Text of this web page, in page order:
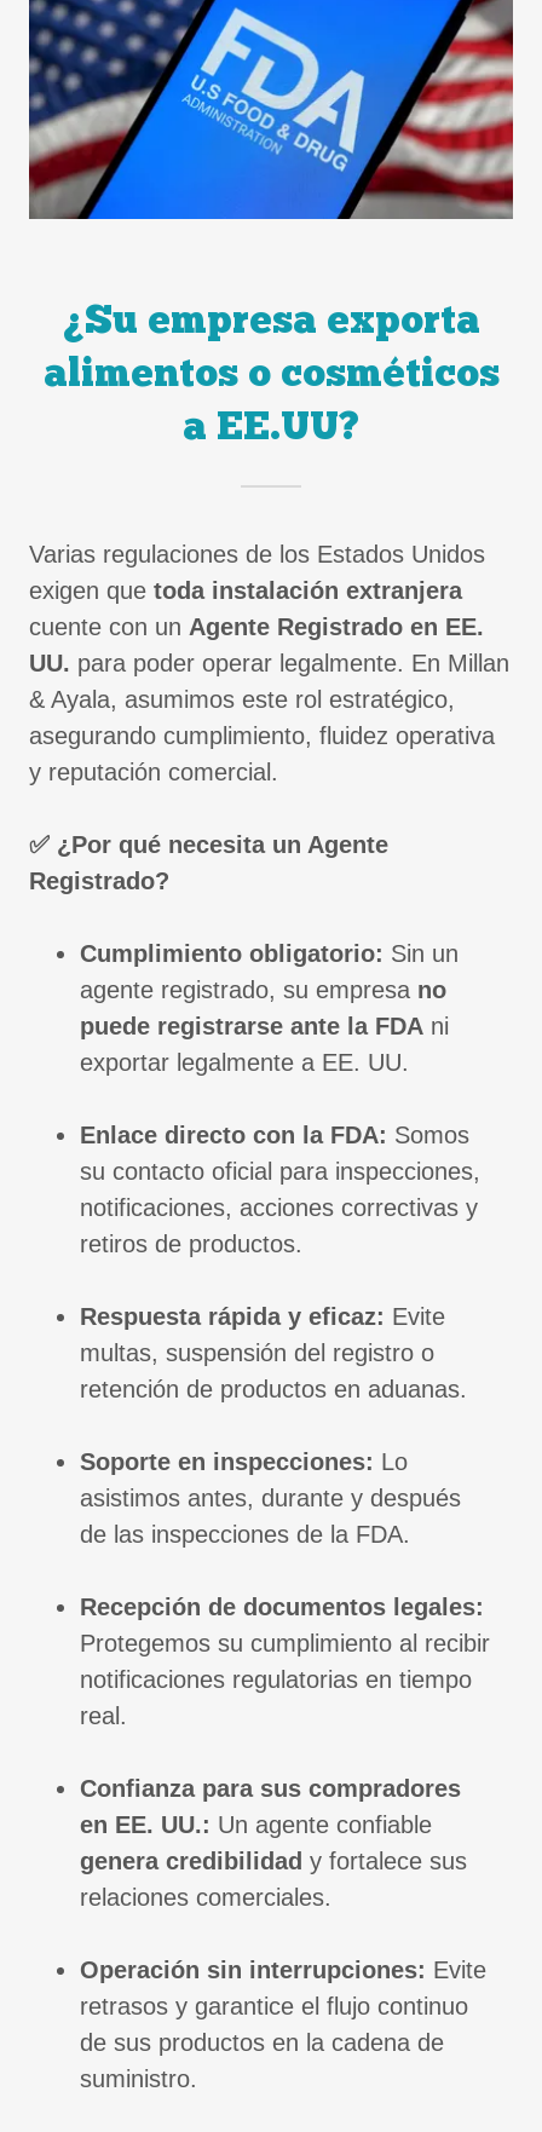
¿Su empresa exporta
alimentos o cosméticos
a EE.UU?
Varias regulaciones de los Estados Unidos
exigen que toda instalación extranjera
cuente con un Agente Registrado en EE.
UU. para poder operar legalmente. En Millan
& Ayala, asumimos este rol estratégico,
asegurando cumplimiento, fluidez operativa
y reputación comercial.
✅ ¿Por qué necesita un Agente
Registrado?
Cumplimiento obligatorio: Sin un
agente registrado, su empresa no
puede registrarse ante la FDA ni
exportar legalmente a EE. UU.
Enlace directo con la FDA: Somos
su contacto oficial para inspecciones,
notificaciones, acciones correctivas y
retiros de productos.
Respuesta rápida y eficaz: Evite
multas, suspensión del registro o
retención de productos en aduanas.
Soporte en inspecciones: Lo
asistimos antes, durante y después
de las inspecciones de la FDA.
Recepción de documentos legales:
Protegemos su cumplimiento al recibir
notificaciones regulatorias en tiempo
real.
Confianza para sus compradores
en EE. UU.: Un agente confiable
genera credibilidad y fortalece sus
relaciones comerciales.
Operación sin interrupciones: Evite
retrasos y garantice el flujo continuo
de sus productos en la cadena de
suministro.